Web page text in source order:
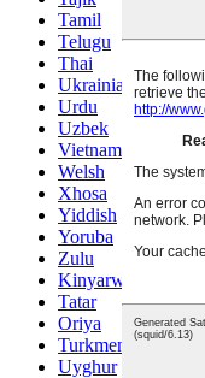
Tamil
Telugu
Thai
Ukrainian
Urdu
Uzbek
Vietnamese
Welsh
Xhosa
Yiddish
Yoruba
Zulu
Kinyarwanda
Tatar
Oriya
Turkmen
Uyghur